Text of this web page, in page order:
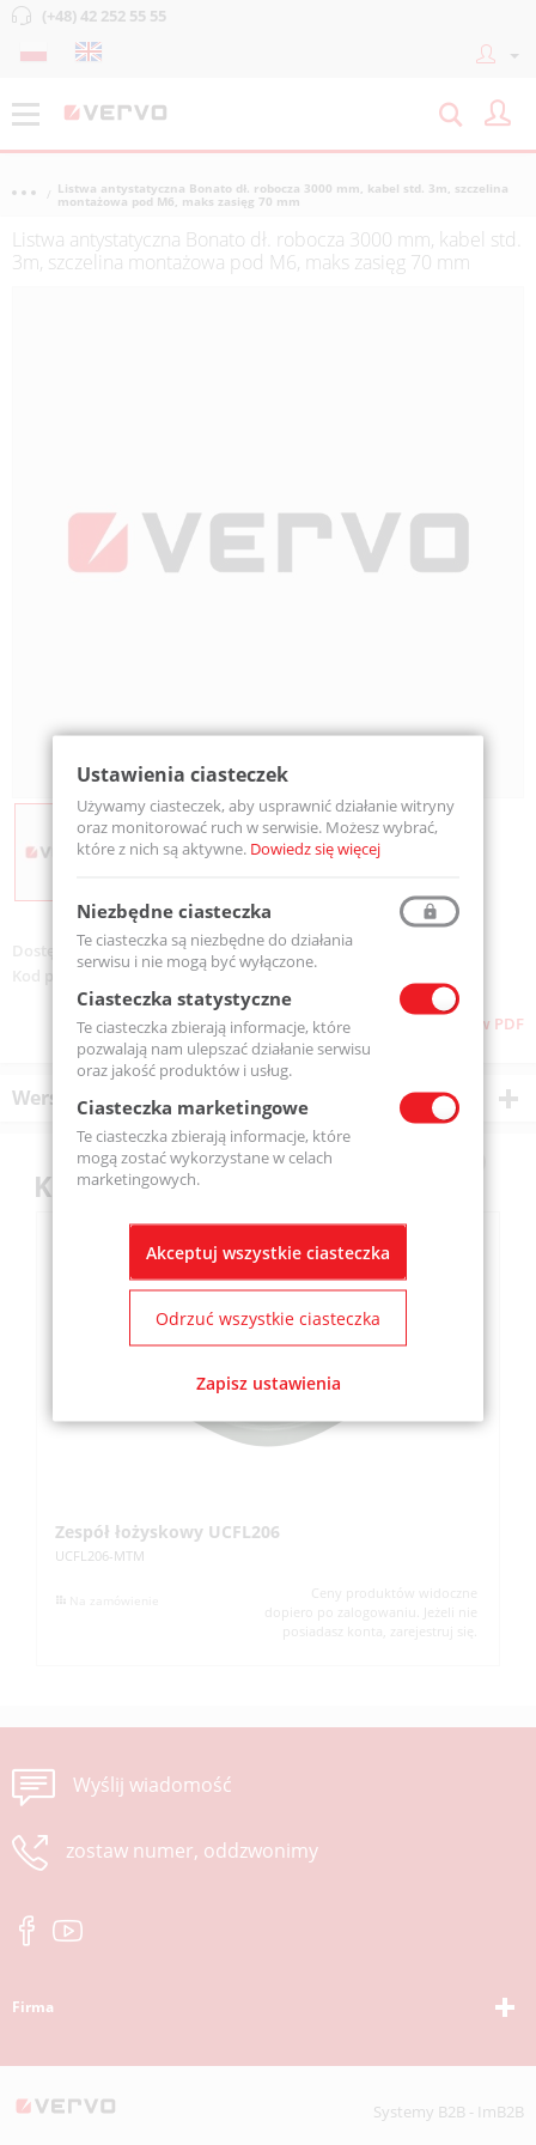
(+48) 42 252 55 55
Listwa antystatyczna Bonato dł. robocza 3000 mm, kabel std. 3m, szczelina
montażowa pod M6, maks zasięg 70 mm
Listwa antystatyczna Bonato dł. robocza 3000 mm, kabel std.
3m, szczelina montażowa pod M6, maks zasięg 70 mm
Dostępność:Na zamówienie
ABSL-3130
Pobierz stronę w PDF
Wersje produktu
Klienci kupili również
Zespół łożyskowy UCFL206
UCFL206-MTM
Ceny produktów widoczne
dopiero po zalogowaniu. Jeżeli nie
posiadasz konta, zarejestruj się.
Wyślij wiadomość
zostaw numer, oddzwonimy
Firma
Systemy B2B - ImB2B
Ustawienia ciasteczek
Używamy ciasteczek, aby usprawnić działanie witryny
oraz monitorować ruch w serwisie. Możesz wybrać,
które z nich są aktywne. Dowiedz się więcej
Niezbędne ciasteczka
Te ciasteczka są niezbędne do działania
serwisu i nie mogą być wyłączone.
Ciasteczka statystyczne
Te ciasteczka zbierają informacje, które
pozwalają nam ulepszać działanie serwisu
oraz jakość produktów i usług.
Ciasteczka marketingowe
Te ciasteczka zbierają informacje, które
mogą zostać wykorzystane w celach
marketingowych.
Akceptuj wszystkie ciasteczka
Odrzuć wszystkie ciasteczka
Zapisz ustawienia